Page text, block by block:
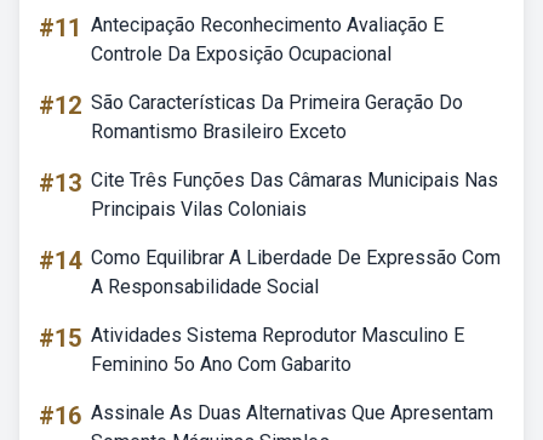
#11 Antecipação Reconhecimento Avaliação E
Controle Da Exposição Ocupacional
#12 São Características Da Primeira Geração Do
Romantismo Brasileiro Exceto
#13 Cite Três Funções Das Câmaras Municipais Nas
Principais Vilas Coloniais
#14 Como Equilibrar A Liberdade De Expressão Com
A Responsabilidade Social
#15 Atividades Sistema Reprodutor Masculino E
Feminino 5o Ano Com Gabarito
#16 Assinale As Duas Alternativas Que Apresentam